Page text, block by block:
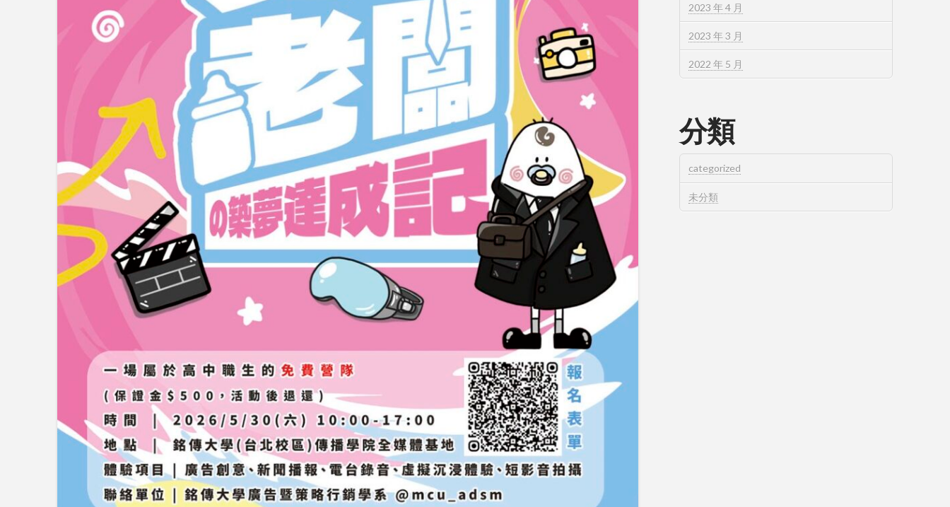
2023 年 4 月
2023 年 3 月
2022 年 5 月
分類
categorized
未分類